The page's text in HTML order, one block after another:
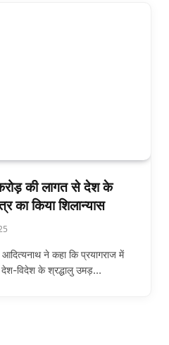
की लागत से देश के
का किया शिलान्यास
ने कहा कि प्रयागराज में
देश-विदेश के श्रद्धालु उमड़…